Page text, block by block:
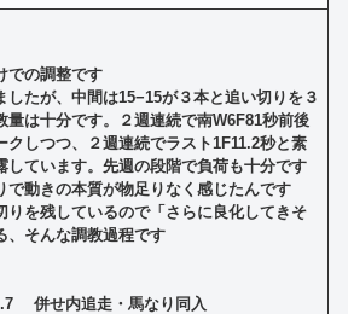
での調整です
したが、中間は15−15が３本と追い切りを３
量は十分です。２週連続で南W6F81秒前後
クしつつ、２週連続でラスト1F11.2秒と素
しています。先週の段階で負荷も十分です
で動きの本質が物足りなく感じたんです
りを残しているので「さらに良化してきそ
、そんな調教過程です
併せ内追走・馬なり同入